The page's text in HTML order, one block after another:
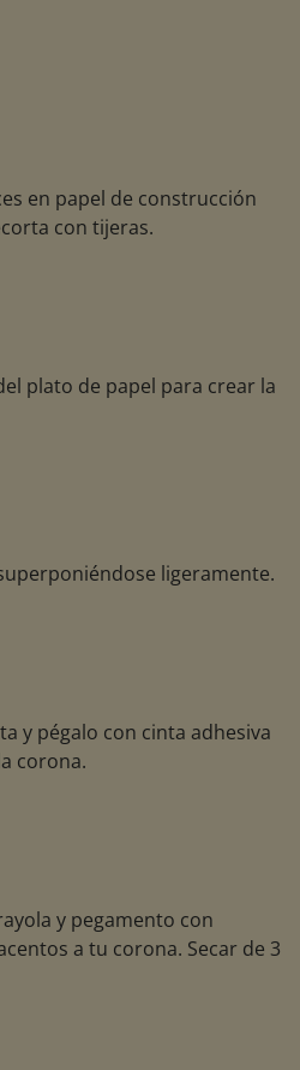
en papel de construcción
con tijeras.
plato de papel para crear la
ligeramente.
y pégalo con cinta adhesiva
corona.
y pegamento con
a tu corona. Secar de 3